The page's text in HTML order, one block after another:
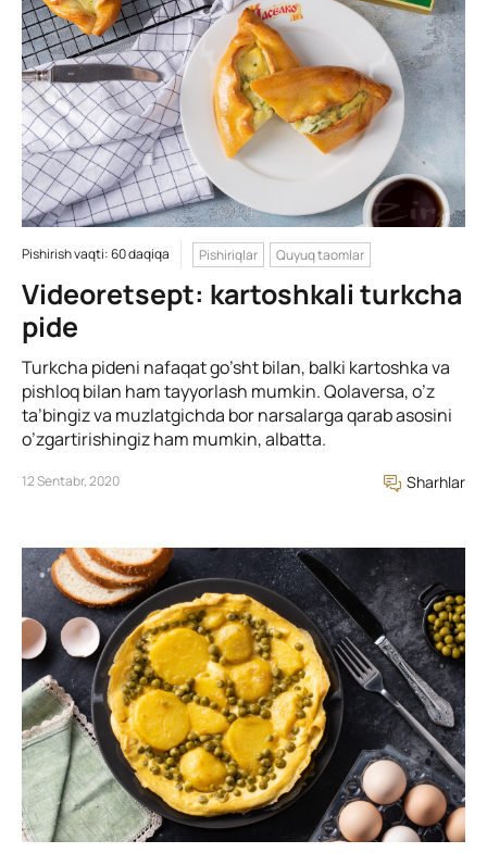
Pishirish vaqti: 60 daqiqa Pishiriqlar Quyuq taomlar
Videoretsept: kartoshkali turkcha
pide
Turkcha pideni nafaqat go’sht bilan, balki kartoshka va
pishloq bilan ham tayyorlash mumkin. Qolaversa, o’z
ta’bingiz va muzlatgichda bor narsalarga qarab asosini
o’zgartirishingiz ham mumkin, albatta.
12 Sentabr, 2020 Sharhlar